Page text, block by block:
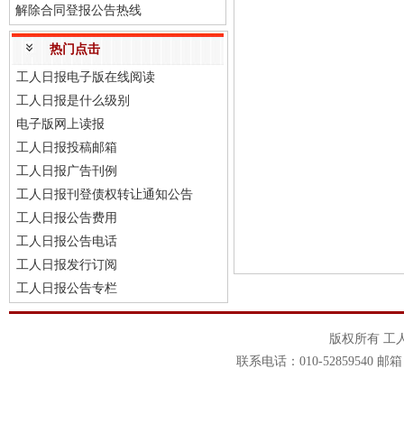
解除合同登报公告热线
热门点击
工人日报电子版在线阅读
工人日报是什么级别
电子版网上读报
工人日报投稿邮箱
工人日报广告刊例
工人日报刊登债权转让通知公告
工人日报公告费用
工人日报公告电话
工人日报发行订阅
工人日报公告专栏
版权所有 工
联系电话：010-52859540 邮